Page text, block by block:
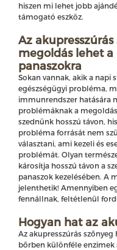
hiszen mi lehet jobb
támogató eszköz.
Az
megoldás lehet a
panaszokra
Sokan vannak, akik a napi
egészségügyi probléma,
immunrendszer hatására
problémáknak a
szednünk hosszú távon,
probléma forrását nem
választani, ami kezeli és
problémát. Olyan
károsítja hosszú távon a
panaszok kezelésében. A
jelenthetik! Amennyiben
fennállnak, feltétlenül
Hogyan hat az
Az akupresszúrás
bőrben különféle enzimek